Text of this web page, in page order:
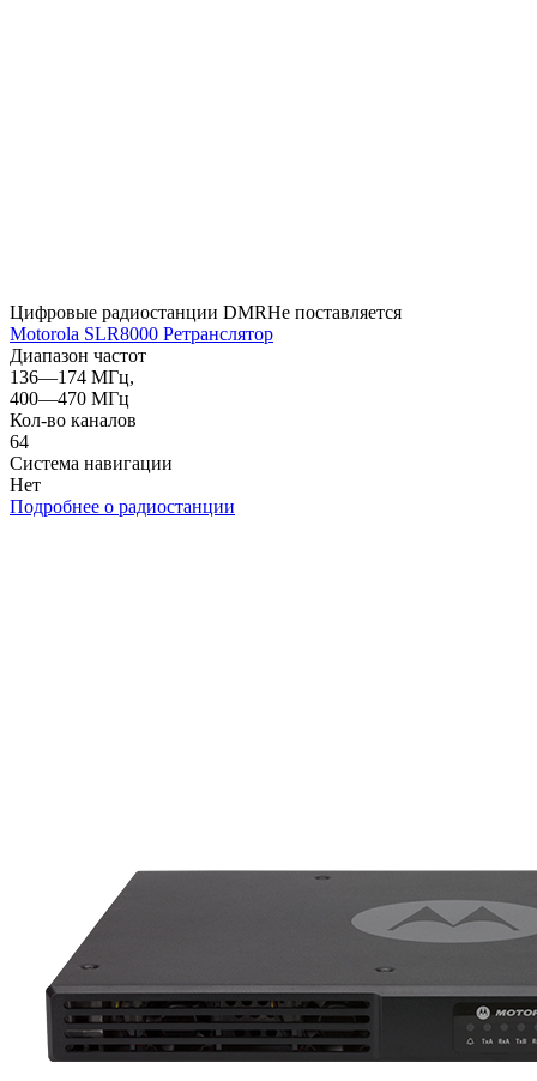
Цифровые радиостанции DMRНе поставляется
Motorola SLR8000 Ретранслятор
Диапазон частот
136—174 МГц,
400—470 МГц
Кол-во каналов
64
Система навигации
Нет
Подробнее о радиостанции